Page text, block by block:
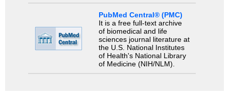
PubMed Central® (PMC)
It is a free full-text archive
of biomedical and life
sciences journal literature at
the U.S. National Institutes
of Health's National Library
of Medicine (NIH/NLM).